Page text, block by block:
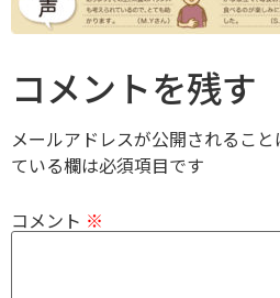
コメントを残す
メールアドレスが公開されること
ている欄は必須項目です
コメント ※